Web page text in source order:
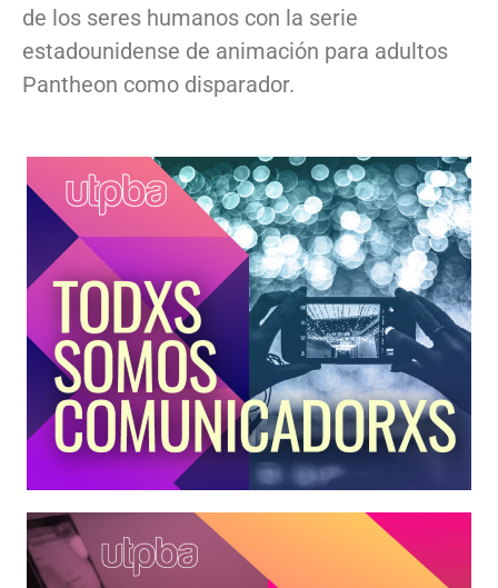
de los seres humanos con la serie
estadounidense de animación para adultos
Pantheon como disparador.